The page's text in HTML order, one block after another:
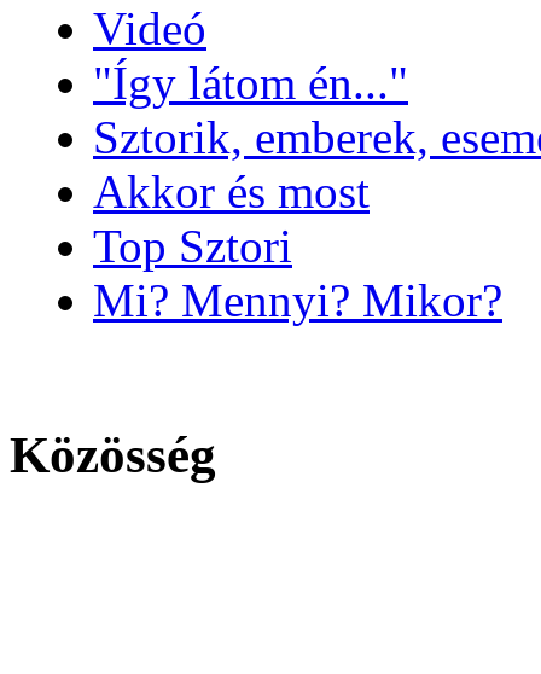
Videó
"Így látom én..."
Sztorik, emberek,
Akkor és most
Top Sztori
Mi? Mennyi? Mikor?
Közösség